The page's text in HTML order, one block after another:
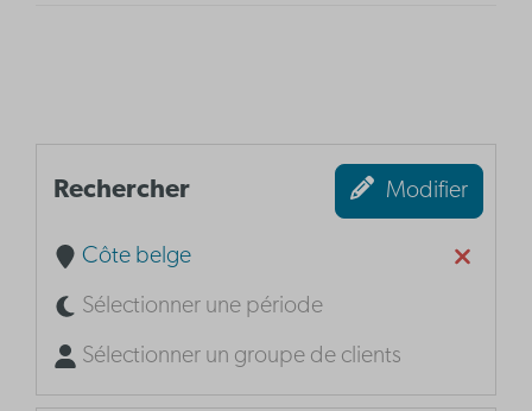
Rechercher Modifier
Côte belge
Sélectionner une période
Sélectionner un groupe de clients